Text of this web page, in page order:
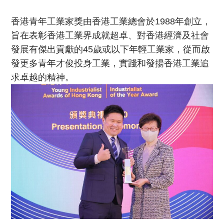
香港青年工業家獎由香港工業總會於1988年創立，
旨在表彰香港工業界成就超卓、對香港經濟及社會
發展有傑出貢獻的45歲或以下年輕工業家，從而啟
發更多青年才俊投身工業，實踐和發揚香港工業追
求卓越的精神。